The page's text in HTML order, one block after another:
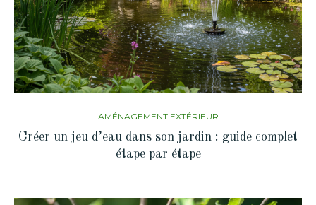
AMÉNAGEMENT EXTÉRIEUR
Créer un jeu d’eau dans son jardin : guide complet
étape par étape